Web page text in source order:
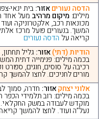
הדסה נעוריםאזור: בית ינאי-
מילים: מיקום מרהיבמעל אחד
מכונאות רכב, אלקטרוניקה
המשך. בנעורים פועל מרכז
קריאה על הדסה נעורים
הודיות (דתי)אזור: גליל תחתון,
בכמה מילים: פנימייה דתית
רכיבה על סוסים, חוגים, ספורט
מורים לחניכים. לחצו להמשך
אלוני יצחקאזור: חדרה, סמוך
בכמה מילים: רוב תלמידי הכפר
מוקדש לעבודה במשק החקלאי.
נעל”ה ועוד. לחצו להמשך